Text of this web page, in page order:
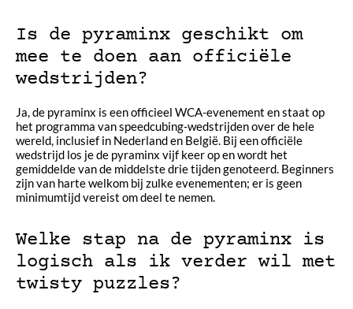
Is de pyraminx geschikt om
mee te doen aan officiële
wedstrijden?
Ja, de pyraminx is een officieel WCA-evenement en staat op
het programma van speedcubing-wedstrijden over de hele
wereld, inclusief in Nederland en België. Bij een officiële
wedstrijd los je de pyraminx vijf keer op en wordt het
gemiddelde van de middelste drie tijden genoteerd. Beginners
zijn van harte welkom bij zulke evenementen; er is geen
minimumtijd vereist om deel te nemen.
Welke stap na de pyraminx is
logisch als ik verder wil met
twisty puzzles?